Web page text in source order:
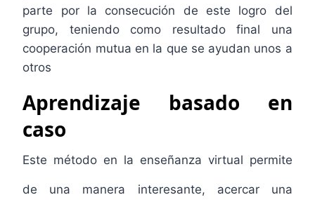
parte por la consecución de este logro del
grupo, teniendo como resultado final una
cooperación mutua en la que se ayudan unos a
otros
Aprendizaje basado en
caso
Este método en la enseñanza virtual permite
de una manera interesante, acercar una